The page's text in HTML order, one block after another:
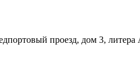
проезд, дом 3,